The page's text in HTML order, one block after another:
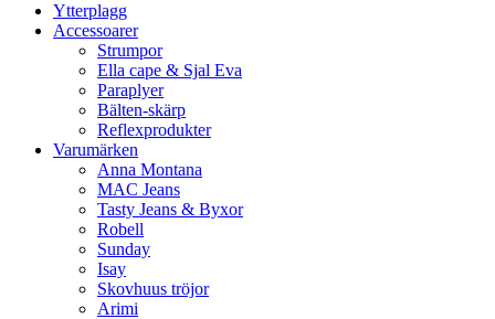
Ytterplagg
Accessoarer
Strumpor
Ella cape & Sjal Eva
Paraplyer
Bälten-skärp
Reflexprodukter
Varumärken
Anna Montana
MAC Jeans
Tasty Jeans & Byxor
Robell
Sunday
Isay
Skovhuus tröjor
Arimi